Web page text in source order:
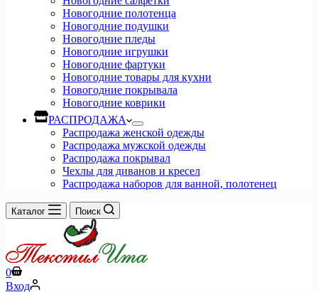
Новогодние полотенца
Новогодние подушки
Новогодние пледы
Новогодние игрушки
Новогодние фартуки
Новогодние товары для кухни
Новогодние покрывала
Новогодние коврики
РАСПРОДАЖА
Распродажа женской одежды
Распродажа мужской одежды
Распродажа покрывал
Чехлы для диванов и кресел
Распродажа наборов для ванной, полотенец
Каталог Поиск
Корзина
0
Вход